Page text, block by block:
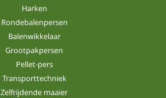
Harken
Rondebalenpersen
Balenwikkelaar
Grootpakpersen
Pellet-pers
Transporttechniek
Zelfrijdende maaier